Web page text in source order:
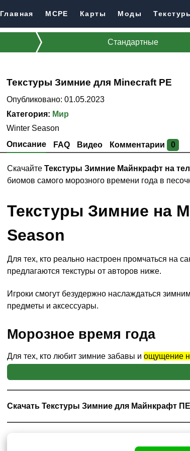
Главная MCPE Карты Моды
Стандартные
Текстуры Зимние для Minecraft PE
Опубликовано: 01.05.2023
Категория: Мир
Winter Season
Описание
FAQ Видео Комментарии 0
СкачайтеТекстуры Зимние Майнкрафт на
биомов самого морозного времени года в
Текстуры Зимние на
Season
Для тех, кто реально настроен промчаться на
предлагаются текстуры от авторов ниже.
Игроки смогут безудержно наслаждаться
предметы и аксессуары.
Морозное время года
Для тех, кто любит зимние забавы иощущение
Установив данный ресурспак для Minecraft PE,
биомах.
Примечательно, что автор передал
белоснежный снег.
Скачать Текстуры Зимние для Майнкрафт ПЕ